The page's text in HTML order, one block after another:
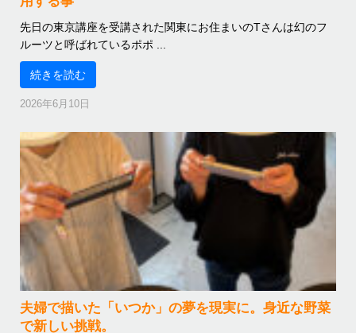
先日の東京講座を受講された関東にお住まいのTさんは幻のフ
ルーツと呼ばれているポポ ...
続きを読む
2026年6月10日
夫婦で描いた「いつか」の夢を現実に。身近な野菜
で新しい挑戦。